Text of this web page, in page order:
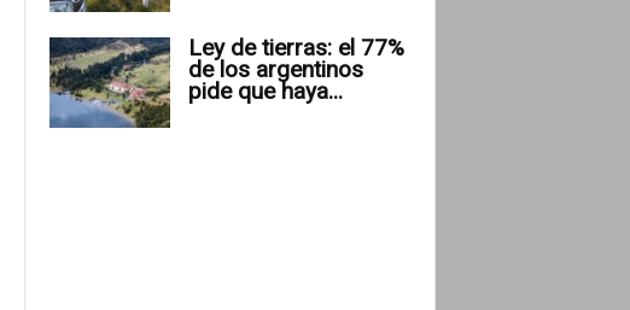
Ley de tierras: el 77%
de los argentinos
pide que haya...